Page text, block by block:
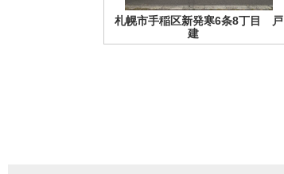
札幌市手稲区新発寒6条8丁目 戸
建